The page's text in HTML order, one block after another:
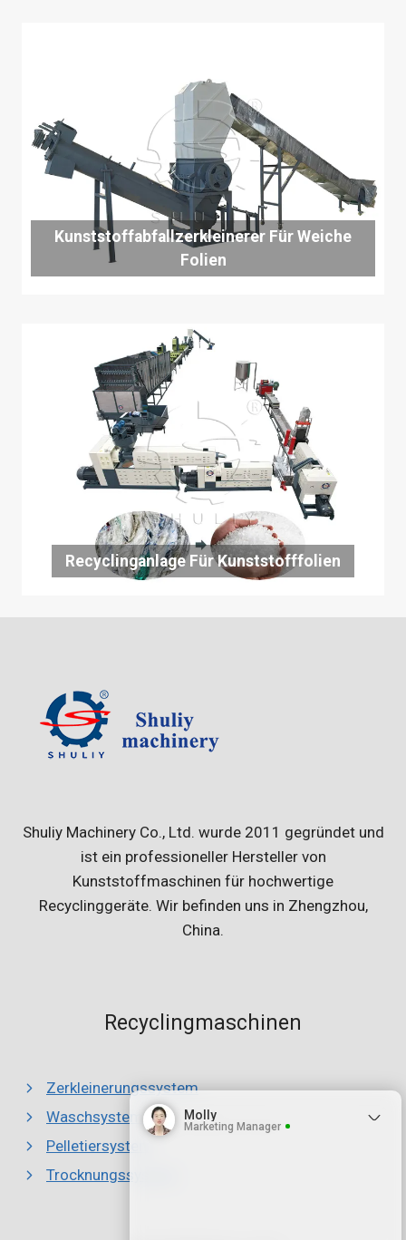
Kunststoffabfallzerkleinerer Für Weiche
Folien
Recyclinganlage Für Kunststofffolien
Shuliy Machinery Co., Ltd. wurde 2011 gegründet und
ist ein professioneller Hersteller von
Kunststoffmaschinen für hochwertige
Recyclinggeräte. Wir befinden uns in Zhengzhou,
China.
Recyclingmaschinen
Zerkleinerungssystem
Waschsystem
Pelletiersystem
Trocknungssystem
Molly
Marketing Manager